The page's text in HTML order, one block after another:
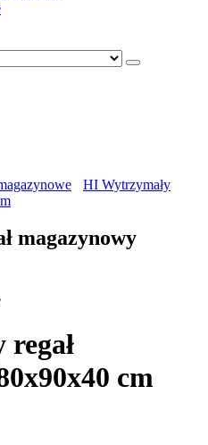
HI Wytrzymały
magazynowy
cm